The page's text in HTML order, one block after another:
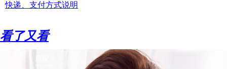
快递、支付方式说明
看了又看